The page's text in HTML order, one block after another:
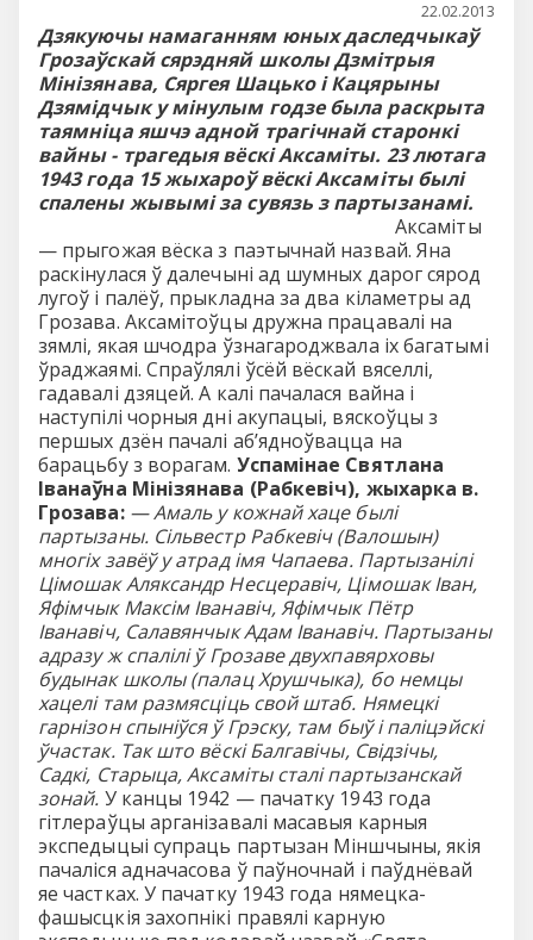
22.02.2013
Дзякуючы намаганням юных даследчыкаў
Грозаўскай сярэдняй школы Дзмітрыя
Мінізянава, Сяргея Шацько і Кацярыны
Дзямідчык у мінулым годзе была раскрыта
таямніца яшчэ адной трагічнай старонкі
вайны - трагедыя вёскі Аксаміты. 23 лютага
1943 года 15 жыхароў вёскі Аксаміты былі
спалены жывымі за сувязь з партызанамі.
Аксаміты
— прыгожая вёска з паэтычнай назвай. Яна
раскінулася ў далечыні ад шумных дарог сярод
лугоў і палёў, прыкладна за два кіламетры ад
Грозава. Аксамітоўцы дружна працавалі на
зямлі, якая шчодра ўзнагароджвала іх багатымі
ўраджаямі. Спраўлялі ўсёй вёскай вяселлі,
гадавалі дзяцей. А калі пачалася вайна і
наступілі чорныя дні акупацыі, вяскоўцы з
першых дзён пачалі аб’ядноўвацца на
барацьбу з ворагам. Успамінае Святлана
Іванаўна Мінізянава (Рабкевіч), жыхарка в.
Грозава: — Амаль у кожнай хаце былі
партызаны. Сільвестр Рабкевіч (Валошын)
многіх завёў у атрад імя Чапаева. Партызанілі
Цімошак Аляксандр Несцеравіч, Цімошак Іван,
Яфімчык Максім Іванавіч, Яфімчык Пётр
Іванавіч, Салавянчык Адам Іванавіч. Партызаны
адразу ж спалілі ў Грозаве двухпавярховы
будынак школы (палац Хрушчыка), бо немцы
хацелі там размясціць свой штаб. Нямецкі
гарнізон спыніўся ў Грэску, там быў і паліцэйскі
ўчастак. Так што вёскі Балгавічы, Свідзічы,
Садкі, Старыца, Аксаміты сталі партызанскай
зонай. У канцы 1942 — пачатку 1943 года
гітлераўцы арганізавалі масавыя карныя
экспедыцыі супраць партызан Міншчыны, якія
пачаліся адначасова ў паўночнай і паўднёвай
яе частках. У пачатку 1943 года нямецка-
фашысцкія захопнікі правялі карную